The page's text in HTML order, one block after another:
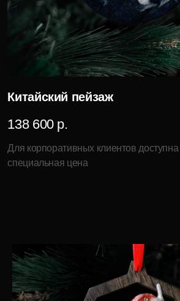
Продукция
Елочные игрушки
История бренда
Компания